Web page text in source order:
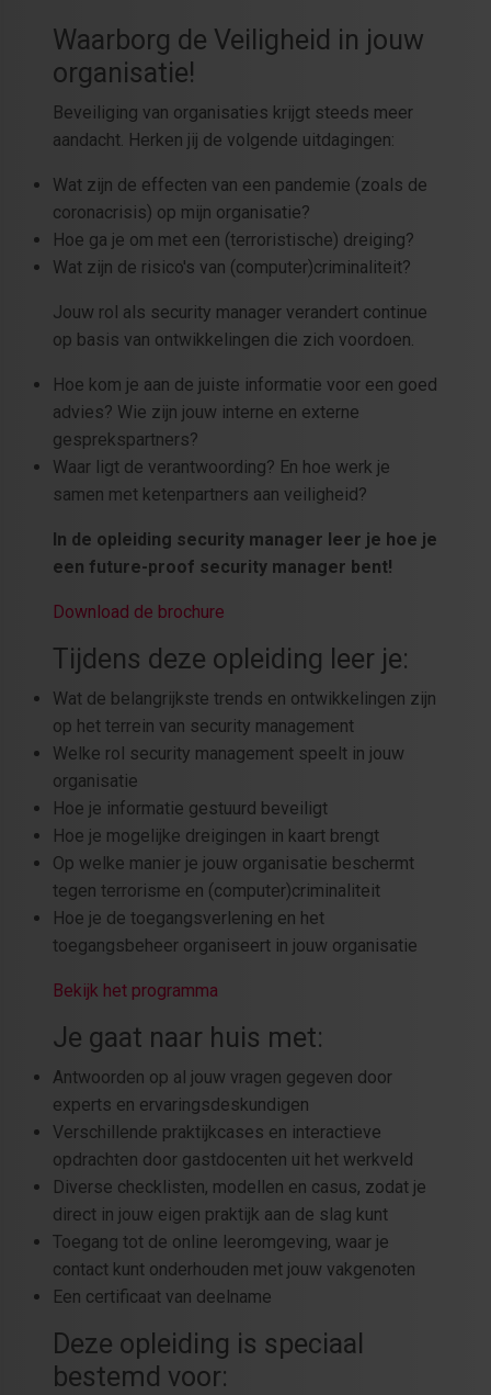
Waarborg de Veiligheid in jouw
organisatie!
Beveiliging van organisaties krijgt steeds meer
aandacht. Herken jij de volgende uitdagingen:
Wat zijn de effecten van een pandemie (zoals de
coronacrisis) op mijn organisatie?
Hoe ga je om met een (terroristische) dreiging?
Wat zijn de risico's van (computer)criminaliteit?
Jouw rol als security manager verandert continue
op basis van ontwikkelingen die zich voordoen.
Hoe kom je aan de juiste informatie voor een goed
advies? Wie zijn jouw interne en externe
gesprekspartners?
Waar ligt de verantwoording? En hoe werk je
samen met ketenpartners aan veiligheid?
In de opleiding security manager leer je hoe je
een future-proof security manager bent!
Download de brochure
Tijdens deze opleiding leer je:
Wat de belangrijkste trends en ontwikkelingen zijn
op het terrein van security management
Welke rol security management speelt in jouw
organisatie
Hoe je informatie gestuurd beveiligt
Hoe je mogelijke dreigingen in kaart brengt
Op welke manier je jouw organisatie beschermt
tegen terrorisme en (computer)criminaliteit
Hoe je de toegangsverlening en het
toegangsbeheer organiseert in jouw organisatie
Bekijk het programma
Je gaat naar huis met:
Antwoorden op al jouw vragen gegeven door
experts en ervaringsdeskundigen
Verschillende praktijkcases en interactieve
opdrachten door gastdocenten uit het werkveld
Diverse checklisten, modellen en casus, zodat je
direct in jouw eigen praktijk aan de slag kunt
Toegang tot de online leeromgeving, waar je
contact kunt onderhouden met jouw vakgenoten
Een certificaat van deelname
Deze opleiding is speciaal
bestemd voor: